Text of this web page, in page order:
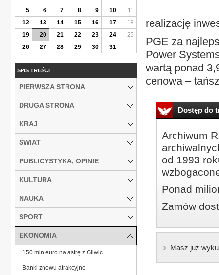
realizację
PGE za
Power
wartą ponad
cenowa –
Dostęp do
Archiwum
od 1993
Ponad
Zamów
Masz już
5
6 7 8 9 10
11
12
13 14 15 16 17
18
19
20 21 22 23 24
25
26
27 28 29 30 31
SPIS TREŚCI
PIERWSZA STRONA
DRUGA STRONA
KRAJ
ŚWIAT
PUBLICYSTYKA, OPINIE
KULTURA
NAUKA
SPORT
EKONOMIA
150 mln euro na astrę z Gliwic
Banki znowu atrakcyjne